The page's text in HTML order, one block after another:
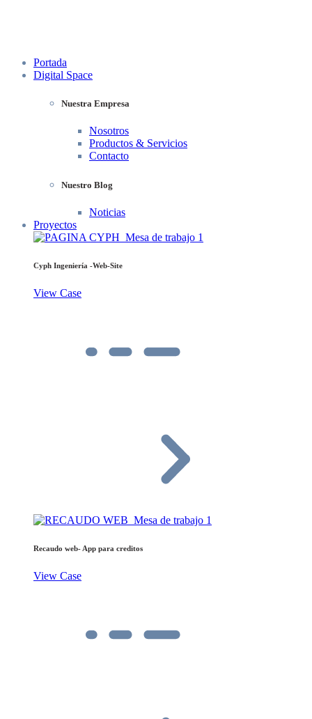
Portada
Digital Space
Nuestra Empresa
Nosotros
Productos & Servicios
Contacto
Nuestro Blog
Noticias
Proyectos
Cyph Ingeniería -Web-Site
View Case
Recaudo web- App para creditos
View Case